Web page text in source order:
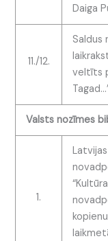
Daiga
11./12.
Saldus
veltīts
Valsts nozīmes
1.